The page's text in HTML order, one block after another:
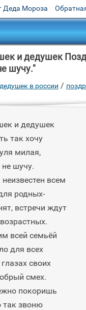
Деда Мороза
и дедушек
шучу."
в россии /
и дедушек
так хочу
милая,
не шучу.
всем
родных-
встречи ждут
всей семьёй
для всех
своих
смех.
покоришь
так звоню